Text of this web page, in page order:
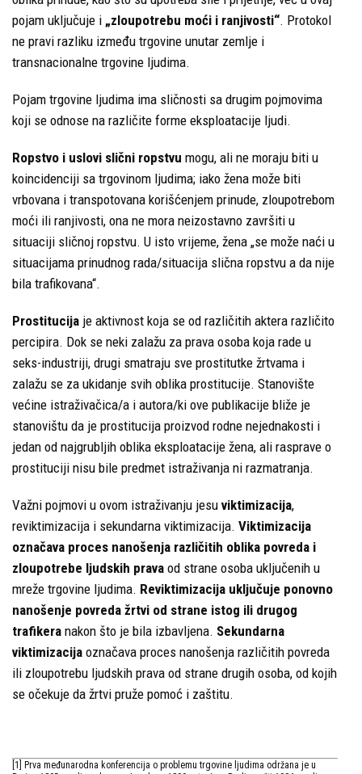
pojam uključuje i „zloupotrebu moći i ranjivosti“. Protokol
ne pravi razliku između trgovine unutar zemlje i
transnacionalne trgovine ljudima.
Pojam trgovine ljudima ima sličnosti sa drugim pojmovima
koji se odnose na različite forme eksploatacije ljudi.
Ropstvo i uslovi slični ropstvu mogu, ali ne moraju biti u
koincidenciji sa trgovinom ljudima; iako žena može biti
vrbovana i transpotovana korišćenjem prinude, zloupotrebom
moći ili ranjivosti, ona ne mora neizostavno završiti u
situaciji sličnoj ropstvu. U isto vrijeme, žena „se može naći u
situacijama prinudnog rada/situacija slična ropstvu a da nije
bila trafikovana“.
Prostitucija je aktivnost koja se od različitih aktera različito
percipira. Dok se neki zalažu za prava osoba koja rade u
seks-industriji, drugi smatraju sve prostitutke žrtvama i
zalažu se za ukidanje svih oblika prostitucije. Stanovište
većine istraživačica/a i autora/ki ove publikacije bliže je
stanovištu da je prostitucija proizvod rodne nejednakosti i
jedan od najgrubljih oblika eksploatacije žena, ali rasprave o
prostituciji nisu bile predmet istraživanja ni razmatranja.
Važni pojmovi u ovom istraživanju jesu viktimizacija,
reviktimizacija i sekundarna viktimizacija. Viktimizacija
označava proces nanošenja različitih oblika povreda i
zloupotrebe ljudskih prava od strane osoba uključenih u
mreže trgovine ljudima. Reviktimizacija uključuje ponovno
nanošenje povreda žrtvi od strane istog ili drugog
trafikera nakon što je bila izbavljena. Sekundarna
viktimizacija označava proces nanošenja različitih povreda
ili zloupotrebu ljudskih prava od strane drugih osoba, od kojih
se očekuje da žrtvi pruže pomoć i zaštitu.
[1] Prva međunarodna konferencija o problemu trgovine ljudima održana je u